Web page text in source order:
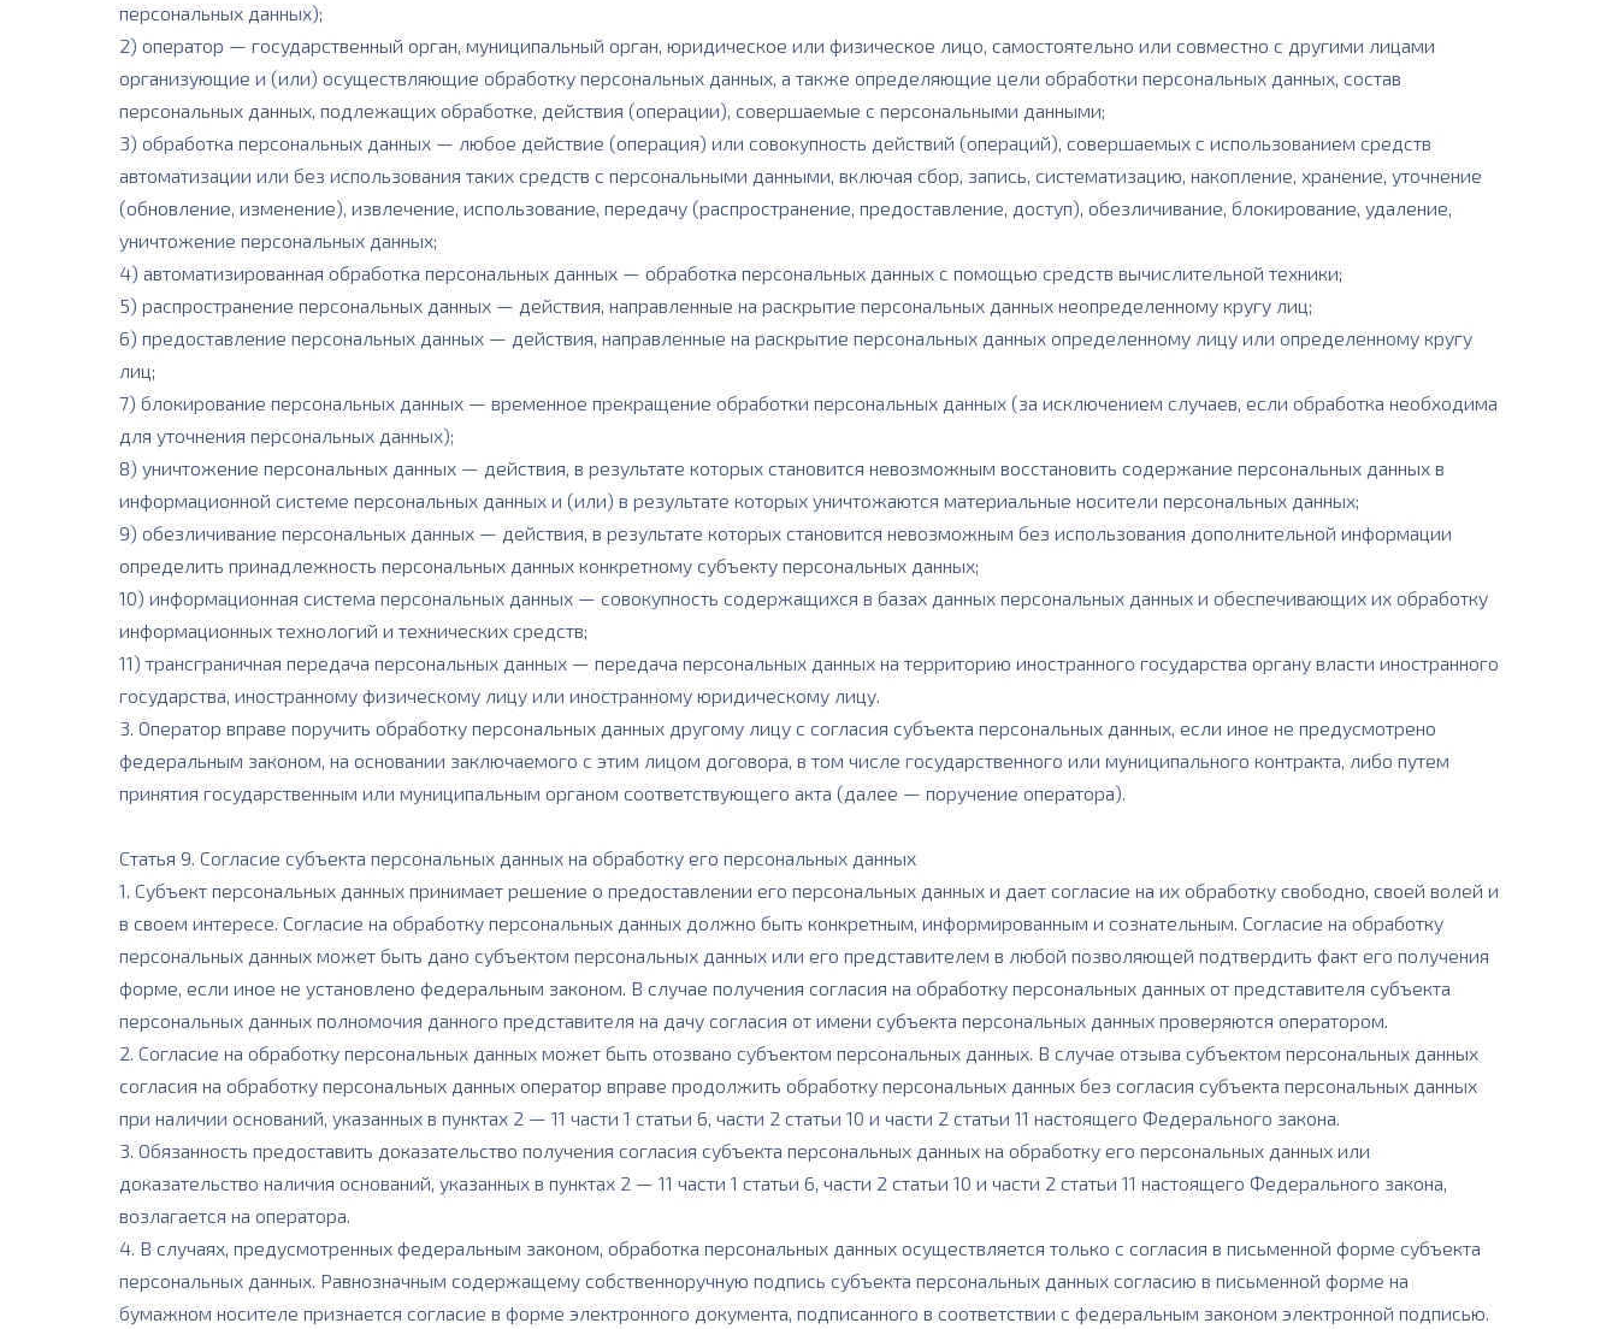
персональных данных);
2) оператор — государственный орган, муниципальный орган, юридическое или физическое лицо, самостоятельно или совместно с другими лицами
организующие и (или) осуществляющие обработку персональных данных, а также определяющие цели обработки персональных данных, состав
персональных данных, подлежащих обработке, действия (операции), совершаемые с персональными данными;
3) обработка персональных данных — любое действие (операция) или совокупность действий (операций), совершаемых с использованием средств
автоматизации или без использования таких средств с персональными данными, включая сбор, запись, систематизацию, накопление, хранение, уточнение
(обновление, изменение), извлечение, использование, передачу (распространение, предоставление, доступ), обезличивание, блокирование, удаление,
уничтожение персональных данных;
4) автоматизированная обработка персональных данных — обработка персональных данных с помощью средств вычислительной техники;
5) распространение персональных данных — действия, направленные на раскрытие персональных данных неопределенному кругу лиц;
6) предоставление персональных данных — действия, направленные на раскрытие персональных данных определенному лицу или определенному кругу
лиц;
7) блокирование персональных данных — временное прекращение обработки персональных данных (за исключением случаев, если обработка необходима
для уточнения персональных данных);
8) уничтожение персональных данных — действия, в результате которых становится невозможным восстановить содержание персональных данных в
информационной системе персональных данных и (или) в результате которых уничтожаются материальные носители персональных данных;
9) обезличивание персональных данных — действия, в результате которых становится невозможным без использования дополнительной информации
определить принадлежность персональных данных конкретному субъекту персональных данных;
10) информационная система персональных данных — совокупность содержащихся в базах данных персональных данных и обеспечивающих их обработку
информационных технологий и технических средств;
11) трансграничная передача персональных данных — передача персональных данных на территорию иностранного государства органу власти иностранного
государства, иностранному физическому лицу или иностранному юридическому лицу.
3. Оператор вправе поручить обработку персональных данных другому лицу с согласия субъекта персональных данных, если иное не предусмотрено
федеральным законом, на основании заключаемого с этим лицом договора, в том числе государственного или муниципального контракта, либо путем
принятия государственным или муниципальным органом соответствующего акта (далее — поручение оператора).
Статья 9. Согласие субъекта персональных данных на обработку его персональных данных
1. Субъект персональных данных принимает решение о предоставлении его персональных данных и дает согласие на их обработку свободно, своей волей и
в своем интересе. Согласие на обработку персональных данных должно быть конкретным, информированным и сознательным. Согласие на обработку
персональных данных может быть дано субъектом персональных данных или его представителем в любой позволяющей подтвердить факт его получения
форме, если иное не установлено федеральным законом. В случае получения согласия на обработку персональных данных от представителя субъекта
персональных данных полномочия данного представителя на дачу согласия от имени субъекта персональных данных проверяются оператором.
2. Согласие на обработку персональных данных может быть отозвано субъектом персональных данных. В случае отзыва субъектом персональных данных
согласия на обработку персональных данных оператор вправе продолжить обработку персональных данных без согласия субъекта персональных данных
при наличии оснований, указанных в пунктах 2 — 11 части 1 статьи 6, части 2 статьи 10 и части 2 статьи 11 настоящего Федерального закона.
3. Обязанность предоставить доказательство получения согласия субъекта персональных данных на обработку его персональных данных или
доказательство наличия оснований, указанных в пунктах 2 — 11 части 1 статьи 6, части 2 статьи 10 и части 2 статьи 11 настоящего Федерального закона,
возлагается на оператора.
4. В случаях, предусмотренных федеральным законом, обработка персональных данных осуществляется только с согласия в письменной форме субъекта
персональных данных. Равнозначным содержащему собственноручную подпись субъекта персональных данных согласию в письменной форме на
бумажном носителе признается согласие в форме электронного документа, подписанного в соответствии с федеральным законом электронной подписью.